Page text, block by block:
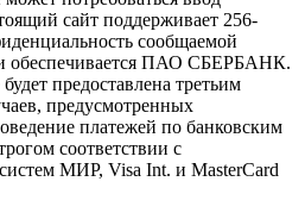
сайт поддерживает 256-
сообщаемой
обеспечивается ПАО СБЕРБАНК.
предоставлена третьим
предусмотренных
платежей по банковским
соответствии с
МИР, Visa Int. и MasterCard